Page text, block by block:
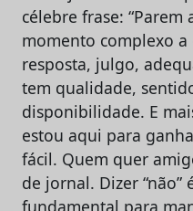
célebre frase: “Parem
momento complexo
resposta, julgo,
tem qualidade,
disponibilidade. E
estou aqui para
fácil. Quem quer
de jornal. Dizer “não”